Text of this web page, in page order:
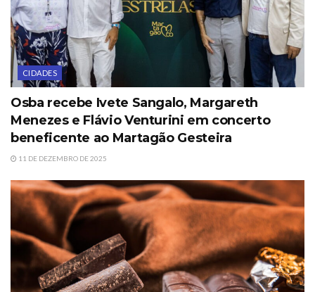
CIDADES
Osba recebe Ivete Sangalo, Margareth
Menezes e Flávio Venturini em concerto
beneficente ao Martagão Gesteira
11 DE DEZEMBRO DE 2025